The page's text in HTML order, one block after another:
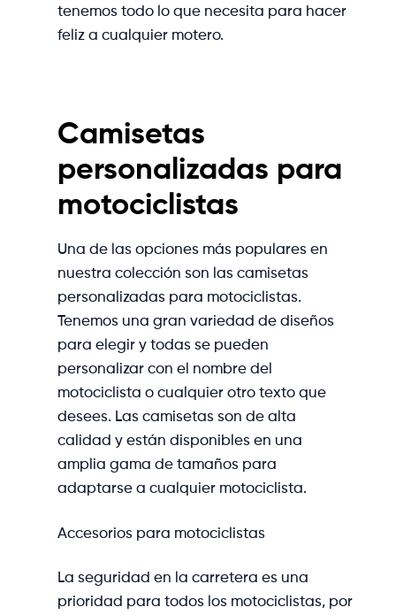
tenemos todo lo que necesita para hacer
feliz a cualquier motero.
Camisetas
personalizadas para
motociclistas
Una de las opciones más populares en
nuestra colección son las camisetas
personalizadas para motociclistas.
Tenemos una gran variedad de diseños
para elegir y todas se pueden
personalizar con el nombre del
motociclista o cualquier otro texto que
desees. Las camisetas son de alta
calidad y están disponibles en una
amplia gama de tamaños para
adaptarse a cualquier motociclista.
Accesorios para motociclistas
La seguridad en la carretera es una
prioridad para todos los motociclistas, por